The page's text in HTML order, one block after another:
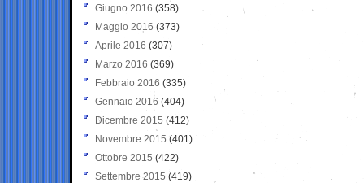
Giugno 2016 (358)
Maggio 2016 (373)
Aprile 2016 (307)
Marzo 2016 (369)
Febbraio 2016 (335)
Gennaio 2016 (404)
Dicembre 2015 (412)
Novembre 2015 (401)
Ottobre 2015 (422)
Settembre 2015 (419)